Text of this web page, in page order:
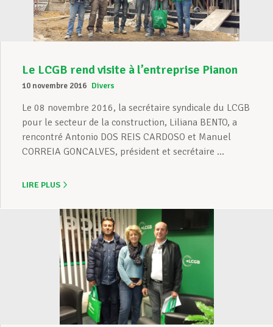
Le LCGB rend visite à l’entreprise Pianon
10 novembre 2016 Divers
Le 08 novembre 2016, la secrétaire syndicale du LCGB
pour le secteur de la construction, Liliana BENTO, a
rencontré Antonio DOS REIS CARDOSO et Manuel
CORREIA GONCALVES, président et secrétaire ...
LIRE PLUS